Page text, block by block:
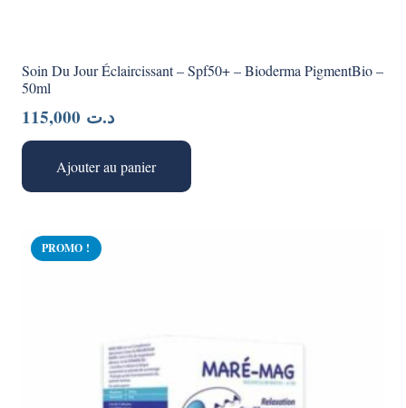
Soin Du Jour Éclaircissant – Spf50+ – Bioderma PigmentBio –
50ml
د.ت
Ajouter au panier
PROMO !